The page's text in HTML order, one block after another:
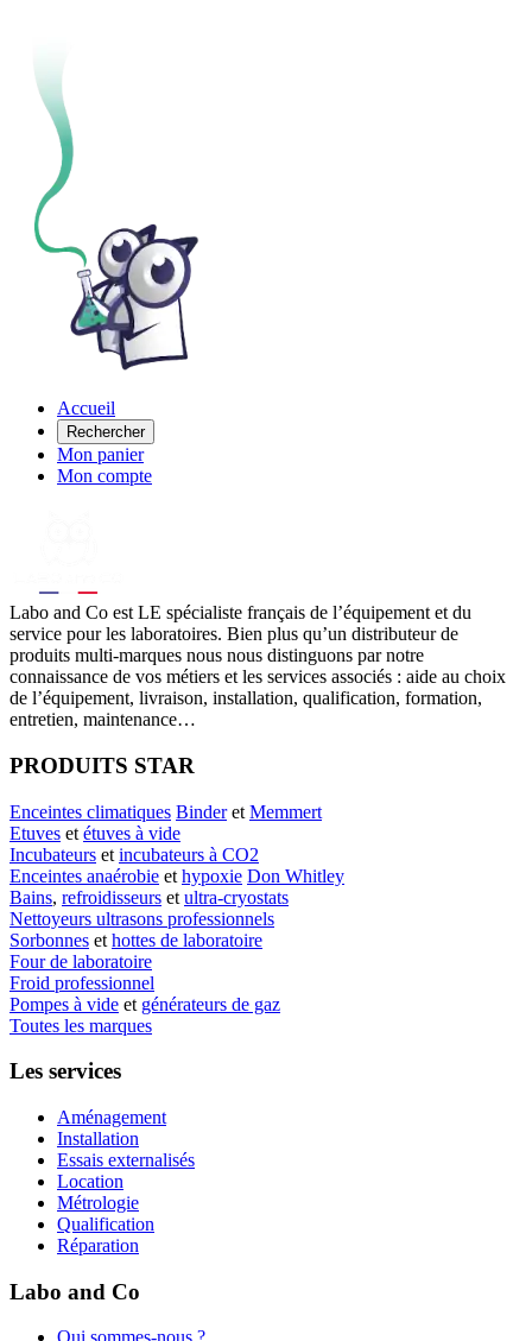
Accueil
Rechercher
Mon panier
Mon compte
Labo and Co est LE spécialiste français de l’équipement et du
service pour les laboratoires. Bien plus qu’un distributeur de
produits multi-marques nous nous distinguons par notre
connaissance de vos métiers et les services associés : aide au choix
de l’équipement, livraison, installation, qualification, formation,
entretien, maintenance…
PRODUITS STAR
Enceintes climatiques Binderet Memmert
Etuves et étuves à vide
Incubateurs et incubateurs à CO2
Enceintes anaérobie et hypoxie Don Whitley
Bains, refroidisseurs et ultra-cryostats
Nettoyeurs ultrasons professionnels
Sorbonnes et hottes de laboratoire
Four de laboratoire
Froid professionnel
Pompes à vide et générateurs de gaz
Toutes les marques
Les services
Aménagement
Installation
Essais externalisés
Location
Métrologie
Qualification
Réparation
Labo and Co